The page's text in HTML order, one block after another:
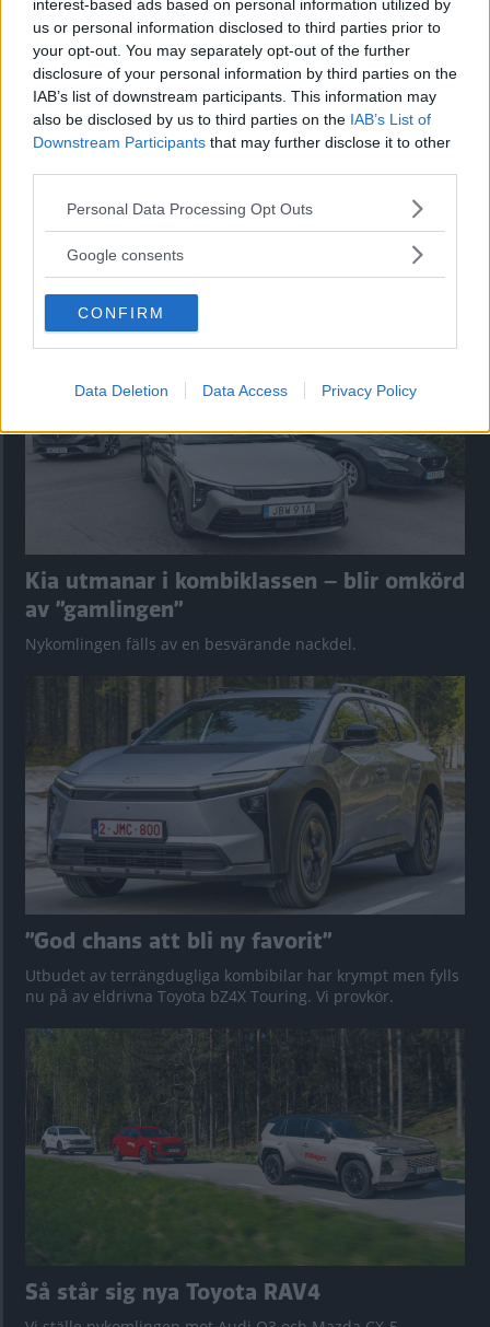
interest-based ads based on personal information utilized by
us or personal information disclosed to third parties prior to
your opt-out. You may separately opt-out of the further
disclosure of your personal information by third parties on the
IAB’s list of downstream participants. This information may
also be disclosed by us to third parties on the IAB’s List of
Downstream Participants that may further disclose it to other
Please note that this website/app uses one or more Google
not limited to your visit or usage behaviour. You may click to
use your data for below specified purposes in below Google
consent section.
Personal Data Processing Opt Outs
Google consents
CONFIRM
Data Deletion Data Access Privacy Policy
Denna tråd är stängd.
Tester: De senaste vi kört
Kia utmanar i kombiklassen – blir omkörd
av ”gamlingen”
Nykomlingen fälls av en besvärande nackdel.
”God chans att bli ny favorit”
Utbudet av terrängdugliga kombibilar har krympt men fylls
nu på av eldrivna Toyota bZ4X Touring. Vi provkör.
Så står sig nya Toyota RAV4